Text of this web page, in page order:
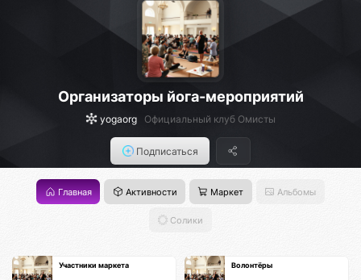
Организаторы йога-мероприятий
yogaorg Официальный клуб Омисты
Подписаться
Главная Активности Маркет Альбомы
Солики
Участники маркета Волонтёры